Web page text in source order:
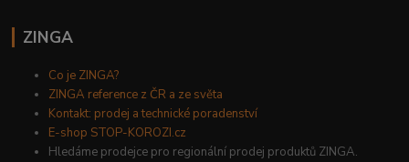
ZINGA
Co je ZINGA?
ZINGA reference z ČR a ze světa
Kontakt: prodej a technické poradenství
E-shop STOP-KOROZI.cz
Hledáme prodejce pro regionální prodej produktů ZINGA.